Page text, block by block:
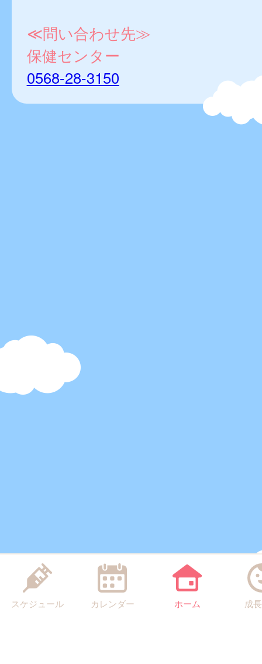
≪問い合わせ先≫
保健センター
0568-28-3150
スケジュール カレンダー ホーム 成